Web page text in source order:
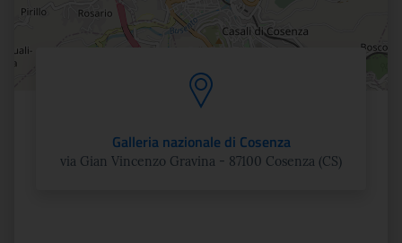
Galleria nazionale di Cosenza
via Gian Vincenzo Gravina - 87100 Cosenza (CS)